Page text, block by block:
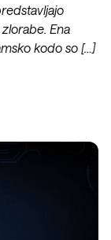
Ena
kodo so […]